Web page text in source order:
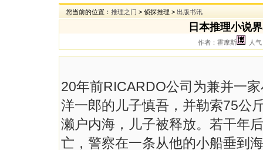
您当前的位置： 推理之门 > 侦探推理 > 出版书讯
日本推理小说
作者：霍摩斯 人
20年前RICARDO公司为兼并一
洋一郎的儿子慎吾，并勒索75公
濑户内海，儿子被释放。若干年
亡，警察在一条从他的小船垂到